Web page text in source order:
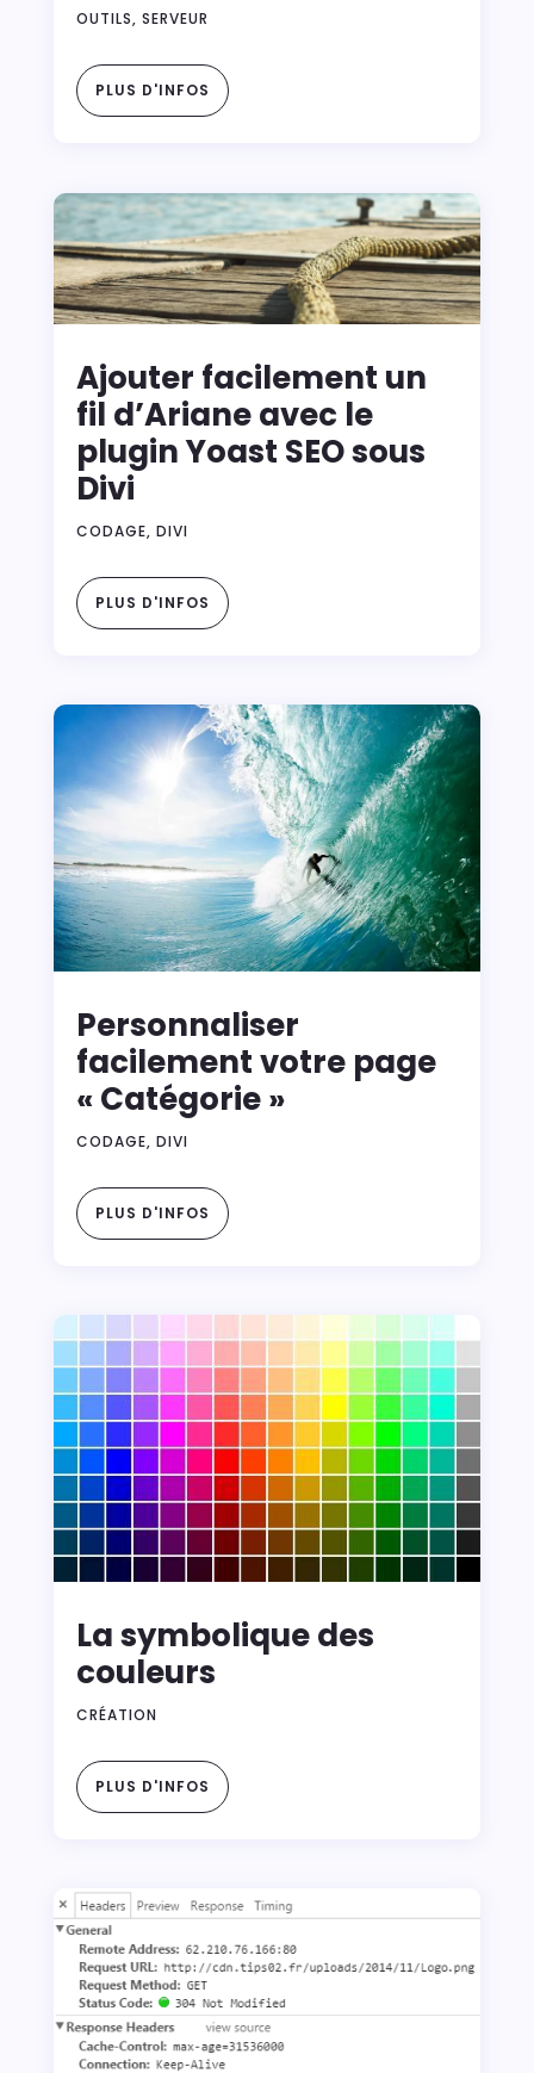
OUTILS, SERVEUR
PLUS D'INFOS
Ajouter facilement un
fil d’Ariane avec le
plugin Yoast SEO sous
Divi
CODAGE, DIVI
PLUS D'INFOS
Personnaliser
facilement votre page
« Catégorie »
CODAGE, DIVI
PLUS D'INFOS
La symbolique des
couleurs
CRÉATION
PLUS D'INFOS